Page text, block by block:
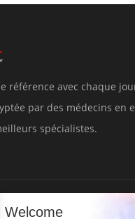
référence avec chaque
par des médecins en
spécialistes.
et cookies
Welcome